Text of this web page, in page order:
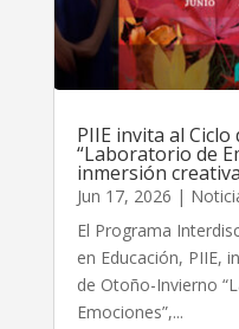
PIIE invita al
“Laboratorio de
inmersión
Jun 17, 2026 |
El Programa
en Educación, PIIE,
de Otoño-Invierno
Emociones”,...